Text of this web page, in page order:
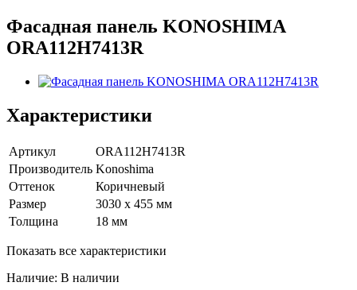
Фасадная панель KONOSHIMA
ORA112H7413R
Характеристики
Артикул
ORA112H7413R
Производитель Konoshima
Оттенок
Коричневый
Размер
3030 х 455 мм
Толщина
18 мм
Показать все характеристики
Наличие: В наличии